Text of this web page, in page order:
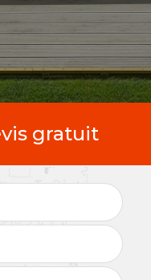
gratuit